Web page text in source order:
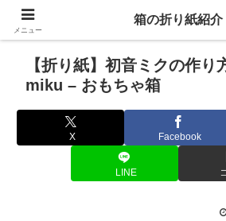
【折り紙】初音ミクの作
miku – おもちゃ箱
X Facebook
LINE
メニュー
箱の折り紙紹介